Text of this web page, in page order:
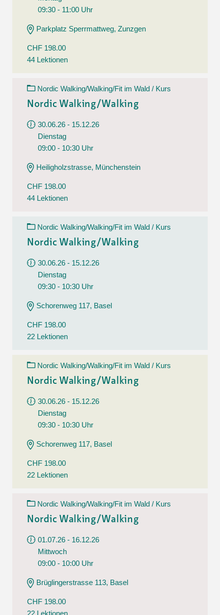
09:30 - 11:00 Uhr
Parkplatz Sperrmattweg, Zunzgen
CHF 198.00
44 Lektionen
Nordic Walking/Walking/Fit im Wald / Kurs
Nordic Walking/Walking
30.06.26 - 15.12.26
Dienstag
09:00 - 10:30 Uhr
Heiligholzstrasse, Münchenstein
CHF 198.00
44 Lektionen
Nordic Walking/Walking/Fit im Wald / Kurs
Nordic Walking/Walking
30.06.26 - 15.12.26
Dienstag
09:30 - 10:30 Uhr
Schorenweg 117, Basel
CHF 198.00
22 Lektionen
Nordic Walking/Walking/Fit im Wald / Kurs
Nordic Walking/Walking
30.06.26 - 15.12.26
Dienstag
09:30 - 10:30 Uhr
Schorenweg 117, Basel
CHF 198.00
22 Lektionen
Nordic Walking/Walking/Fit im Wald / Kurs
Nordic Walking/Walking
01.07.26 - 16.12.26
Mittwoch
09:00 - 10:00 Uhr
Brüglingerstrasse 113, Basel
CHF 198.00
22 Lektionen